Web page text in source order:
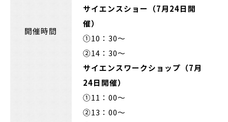
開催時間
サイエンスショー（7月24日開
催）
①10：30～
②14：30～
サイエンスワークショップ（7月
24日開催）
①11：00～
②13：00～